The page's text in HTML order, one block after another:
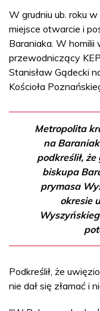
W grudniu ub. roku
miejsce otwarcie i
Baraniaka. W
przewodniczący
Stanisław Gądecki
Kościoła
Metropolita
na
podkreślił,
biskupa
prymasa
okresie
Podkreślił, że
nie dał się złamać i